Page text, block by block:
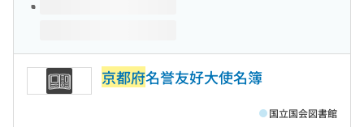
京都府名誉友好大使名簿
国立国会図書館